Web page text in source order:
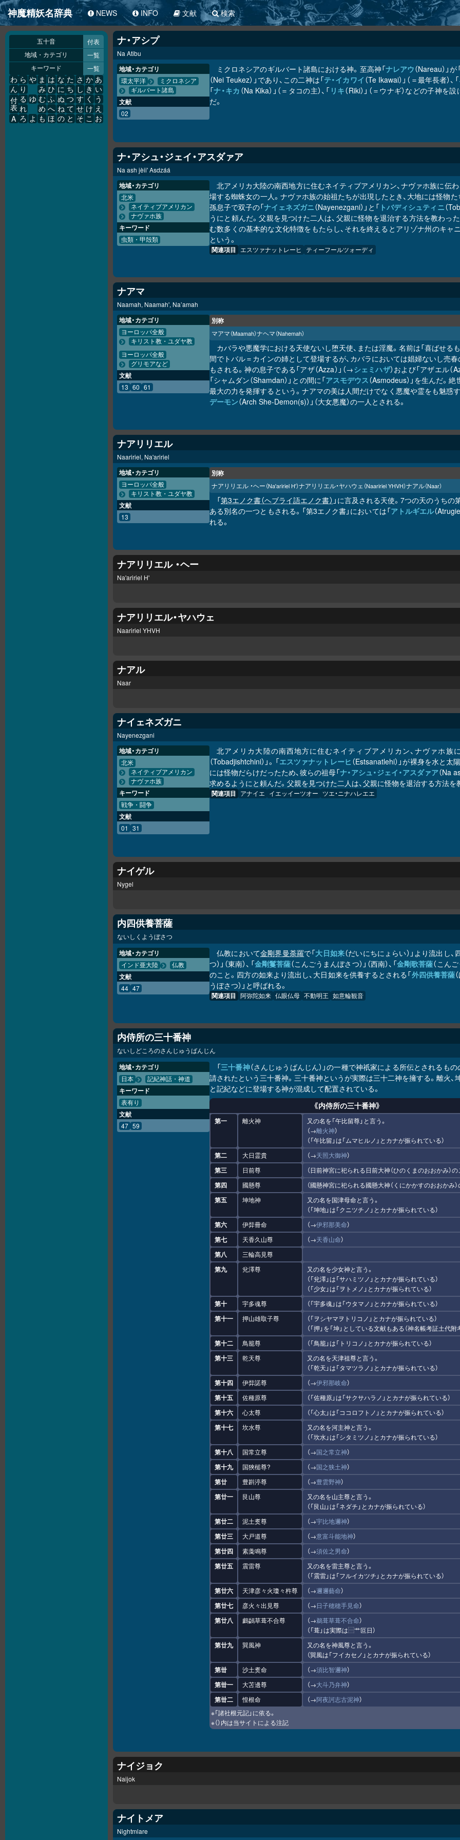
神魔精妖名辞典 NEWS INFO 文献 検索
五十音 付表
地域・カテゴリ 一覧
キーワード 一覧
あ
い
う
え
お
か
き
く
け
こ
さ
し
す
せ
そ
た
ち
つ
て
と
な
に
ぬ
ね
の
は
ひ
ふ
へ
ほ
ま
み
む
め
も
や
ゆ
よ
ら
り
る
れ
ろ
わ
ん
付
表
A
ナ・アシプ
Na Atibu
ミクロネシアのギルバート諸島における神。至高神「ナレアウ（Nareau）」
（Nei Teukez）」であり、この二神は「テ・イカワイ （Te Ikawai）」（＝最年長者）、「
「ナ・キカ （Na Kika）」（＝タコの主）、「 リキ（Riki）」（＝ウナギ）などの子神
だ。
地域・カテゴリ
環太平洋
ミクロネシア
ギルバート諸島
文献
02
ナ・アシュ・ジェイ・アスダァア
Na ash jèii' Asdzáá
北アメリカ大陸の南西地方に住むネイティブアメリカン、ナヴァホ族に伝
場する蜘蛛女の一人。ナヴァホ族の始祖たちが出現したとき、大地には怪物た
孫息子で双子の「ナイェネズガニ（Nayenezgani）」と「 トバディシュティニ（
うにと頼んだ。父親を見つけた二人は、父親に怪物を退治する方法を教わっ
む数多くの基本的な文化特徴をもたらし、それを終えるとアリゾナ州のキャ
という。
関連項目 エスツァナットレーヒ ティーフールツォーディ
地域・カテゴリ
北米
ネイティブアメリカン
ナヴァホ族
キーワード
虫類・甲殻類
ナアマ
Naamah, Naamah', Na’amah
別称
マアマ（Maamah）ナヘマ（Nahemah）
カバラや悪魔学における天使ないし堕天使、または淫魔。名前は「喜ばせるも
間でトバル＝カインの姉として登場するが、カバラにおいては娼婦ないし売春
もされる。神の息子である「アザ（Azza）」（→シェミハザ）および「アザエル（
「シャムダン（Shamdan）」との間に「アスモデウス（Asmodeus）」を生んだ。
最大の力を発揮するという。ナアマの美は人間だけでなく悪魔や霊をも魅惑
デーモン（Arch She-Demon(s)）」（大女悪魔）の一人とされる。
地域・カテゴリ
ヨーロッパ全般
キリスト教・ユダヤ教
ヨーロッパ全般
グリモアなど
文献
13 60 61
ナアリリエル
Naaririel, Na'aririel
別称
ナアリリエル ・ヘー（Na'aririel H'）ナアリリエル・ヤハウェ （Naaririel YHVH）ナアル（Naar）
「第3エノク書（ヘブライ語エノク書） 」に言及される天使。7つの天のうちの
ある別名の一つともされる。「第3エノク書」においては「アトルギエル（
れる。
地域・カテゴリ
ヨーロッパ全般
キリスト教・ユダヤ教
文献
13
ナアリリエル ・ヘー
Na'aririel H'
ナアリリエル・ヤハウェ
Naaririel YHVH
ナアル
Naar
ナイェネズガニ
Nayenezgani
北アメリカ大陸の南西地方に住むネイティブアメリカン、ナヴァホ族
（Tobadjishtchini）」。「エスツァナットレーヒ（Estsanatlehi）」が裸身を水と
には怪物だらけだったため、彼らの祖母「ナ・アシュ・ジェイ・アスダァア（Na
求めるようにと頼んだ。父親を見つけた二人は、父親に怪物を退治する方法を
関連項目 アナイエ イエッイーツオー ツエ・ニナハレエエ
地域・カテゴリ
北米
ネイティブアメリカン
ナヴァホ族
キーワード
戦争・闘争
文献
01 31
ナイゲル
Nygel
内四供養菩薩
ないしくようぼさつ
仏教において金剛界曼荼羅で「大日如来（だいにちにょらい）」より流出し
つ）」（東南）、「金剛鬘菩薩（こんごうまんぼさつ）」（西南）、「金剛歌菩薩（こんご
のこと。四方の如来より流出し、大日如来を供養するとされる「外四供養菩薩
うぼさつ）」と呼ばれる。
関連項目 阿弥陀如来 仏眼仏母 不動明王 如意輪観音
地域・カテゴリ
インド亜大陸 仏教
文献
44 47
内侍所の三十番神
ないしどころのさんじゅうばんじん
「三十番神（さんじゅうばんじん）」の一種で神祇家による所伝とされるも
請されたという三十番神。三十番神というが実際は三十二神を擁する。離火、坤
と記紀などに登場する神が混成して配置されている。
《内侍所の三十番神》
第一 離火神
又の名を「午比留尊」と言う。
（→離火神）
（「午比留」は「ムマヒルノ」とカナが振られている）
第二 大日霊貴 （→天照大御神）
第三 日前尊 （日前神宮に祀られる日前大神（ひのくまのおおかみ）の
第四 國懸尊 （國懸神宮に祀られる國懸大神（くにかかすのおおかみ）
第五 坤地神
又の名を国津母命と言う。
（「坤地」は「クニツチノ」とカナが振られている）
第六 伊弉冊命 （→伊邪那美命）
第七 天香久山尊 （→天香山命）
第八 三輪高見尊
第九 兊澤尊
又の名を少女神と言う。
（「兊澤」は「サハミツノ」とカナが振られている）
（「少女」は「ヲトメノ」とカナが振られている）
第十 宇多魂尊 （「宇多魂」は「ウタマノ」とカナが振られている）
第十一 押山雄取子尊
（「ヲシヤマヲトリコノ」とカナが振られている）
（「押」を「坤」としている文献もある（神名帳考証土代附考
第十二 鳥籠尊 （「鳥籠」は「トリコノ」とカナが振られている）
第十三 乾天尊
又の名を天津祖尊と言う。
（「乾天」は「タマツラノ」とカナが振られている）
第十四 伊弉諾尊 （→伊邪那岐命）
第十五 佐種原尊 （「佐種原」は「サクサハラノ」とカナが振られている）
第十六 心太尊 （「心太」は「ココロフトノ」とカナが振られている）
第十七 坎水尊
又の名を河主神と言う。
（「坎水」は「シタミツノ」とカナが振られている）
第十八 国常立尊 （→国之常立神）
第十九 国狹槌尊? （→国之狭土神）
第廿 豊斟渟尊 （→豊雲野神）
第廿一 艮山尊
又の名を山主尊と言う。
（「艮山」は「ネダチ」とカナが振られている）
第廿二 泥土煑尊 （→宇比地邇神）
第廿三 大戸道尊 （→意富斗能地神）
第廿四 素戔鳴尊 （→須佐之男命）
第廿五 震雷尊
又の名を雷主尊と言う。
（「震雷」は「フルイカツチ」とカナが振られている）
第廿六 天津彦々火瓊々杵尊 （→邇邇藝命）
第廿七 彦火々出見尊 （→日子穂穂手見命）
第廿八 鸕鷁草葺不合尊 （→鵜葺草葺不合命）
（「葺」は実際は⿳艹叵日）
第廿九 巽風神
又の名を神風尊と言う。
（巽風は「フイカセノ」とカナが振られている）
第丗 沙土煑命 （→須比智邇神）
第丗一 大苫邊尊 （→大斗乃弁神）
第丗二 惶根命 （→阿夜訶志古泥神）
※「諸社根元記」に依る。
※（）内は当サイトによる注記
地域・カテゴリ
日本 記紀神話・神道
キーワード
表有り
文献
47 59
ナイジョク
Naijok
ナイトメア
Nightmlare